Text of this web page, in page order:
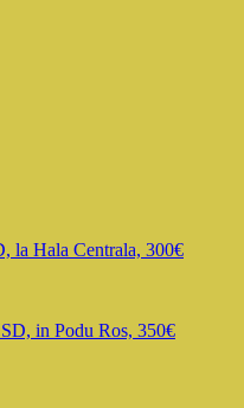
la Hala Centrala, 300€
in Podu Ros, 350€